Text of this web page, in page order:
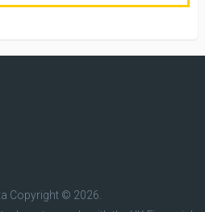
Copyright © 2026.